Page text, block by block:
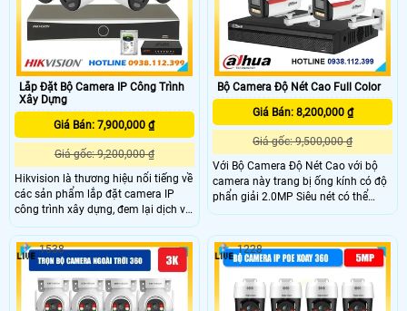
chống nước IP67, được tích hợp
micro để có thể thu được âm thanh
Lắp Đặt Bộ Camera IP Công Trình
Xây Dựng
Giá Bán: 7,900,000 ₫
Giá gốc: 9,200,000 ₫
Hikvision là thương hiệu nổi tiếng về
các sản phẩm lắp đặt camera IP
công trình xây dựng, đem lại dịch vụ
tốt và ứng dụng công nghệ mới. Bộ
camera IP của Hikvision được trang
bị tích hợp khả năng thu âm đáng
quan tâm, giúp người dùng dễ dàng
ghi lại âm thanh trong quá trình
giám sát
Bộ Camera Độ Nét Cao Full Color
Giá Bán: 8,200,000 ₫
Giá gốc: 9,500,000 ₫
Với Bộ Camera Độ Nét Cao với bộ
camera này trang bị ống kính có độ
phẩn giải 2.0MP Siêu nét có thể
giám sát được hình ảnh có màu vào
50m, sử dụng công nghệ cấp nguồn
qua dây mạng IP POe, đầu ghi lưu
lưu trữ hình ảnh với dung lượng
500Gb
1538 1228